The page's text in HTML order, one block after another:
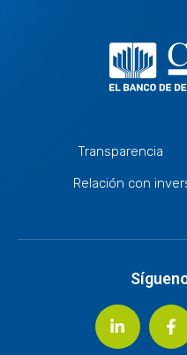
Transparencia
Relación con